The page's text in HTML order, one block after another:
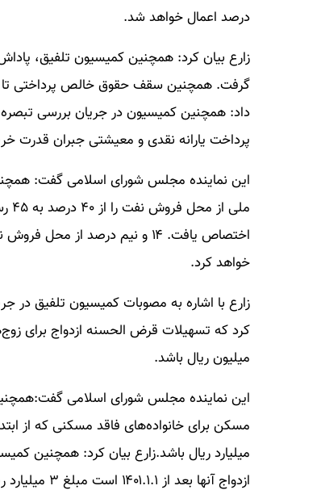
درصد اعمال خواهد شد.
پرداخت یارانه نقدی و معیشتی جبران قدرت
اختصاص یافت. ۱۴ و نیم درصد
خواهد کرد.
میلیون ریال باشد.
این نماینده مجلس شورای اسلامی
میلیارد ریال باشد.زارع بیان کرد: همچنین